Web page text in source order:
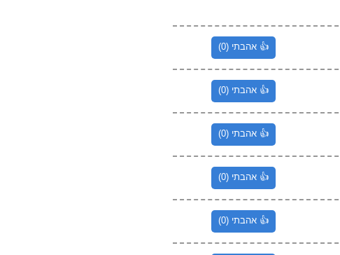
👍 אהבתי (0)
👍 אהבתי (0)
👍 אהבתי (0)
👍 אהבתי (0)
👍 אהבתי (0)